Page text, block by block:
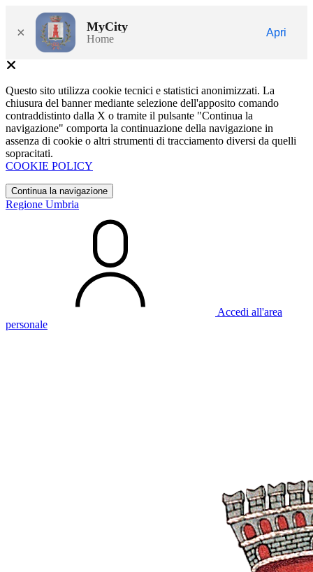
× MyCity
Home
Apri
Questo sito utilizza cookie tecnici e statistici anonimizzati. La
chiusura del banner mediante selezione dell'apposito comando
contraddistinto dalla X o tramite il pulsante "Continua la
navigazione" comporta la continuazione della navigazione in
assenza di cookie o altri strumenti di tracciamento diversi da quelli
sopracitati.
COOKIE POLICY
Continua la navigazione
Regione Umbria
Accedi all'area
personale